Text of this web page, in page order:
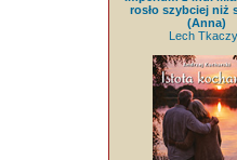
rosło szybciej niż
(Anna)
Lech